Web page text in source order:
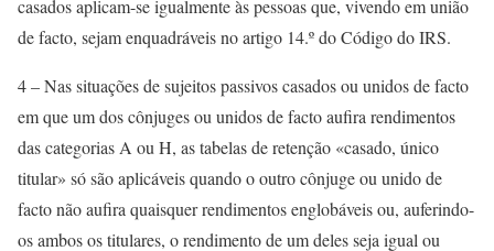
casados aplicam-se igualmente às pessoas que, vivendo em união
de facto, sejam enquadráveis no artigo 14.º do Código do IRS.
4 – Nas situações de sujeitos passivos casados ou unidos de facto
em que um dos cônjuges ou unidos de facto aufira rendimentos
das categorias A ou H, as tabelas de retenção «casado, único
titular» só são aplicáveis quando o outro cônjuge ou unido de
facto não aufira quaisquer rendimentos englobáveis ou, auferindo-
os ambos os titulares, o rendimento de um deles seja igual ou